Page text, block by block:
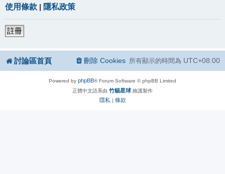
使用條款 | 隱私政策
註冊
討論區首頁 所有顯示的時間為 UTC+08:00
刪除 Cookies
Powered by phpBB® Forum Software © phpBB Limited
正體中文語系由 竹貓星球 維護製作
隱私 | 條款